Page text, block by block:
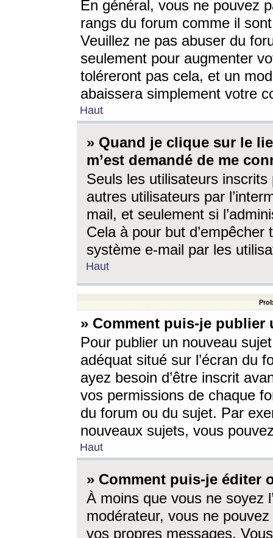
En général, vous ne pouvez
rangs du forum comme il
Veuillez ne pas abuser du
seulement pour augmenter
toléreront pas cela, et un
abaissera simplement votre
Haut
» Quand je clique sur le
m’est demandé de me
Seuls les utilisateurs
autres utilisateurs par
mail, et seulement si
Cela à pour but
système e-mail par les
Haut
» Comment puis-je
Pour publier un nouveau
adéquat situé sur l’écran du
ayez besoin d’être inscrit
vos permissions de chaque
du forum ou du sujet. Par
nouveaux sujets, vous
Haut
» Comment puis-je éditer
À moins que vous ne soyez
modérateur, vous ne
vos propres messages.